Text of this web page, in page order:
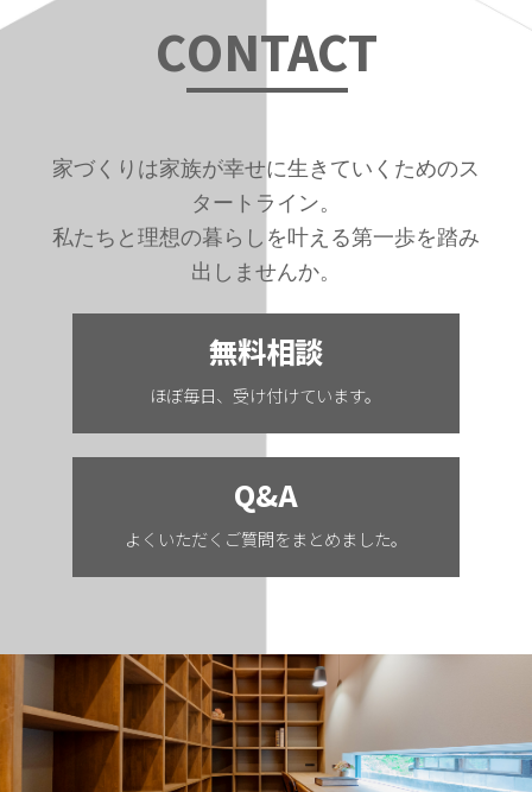
CONTACT
家づくりは家族が幸せに生きていくためのス
タートライン。
私たちと理想の暮らしを叶える第一歩を踏み
出しませんか。
無料相談
ほぼ毎日、受け付けています。
Q&A
よくいただくご質問をまとめました。